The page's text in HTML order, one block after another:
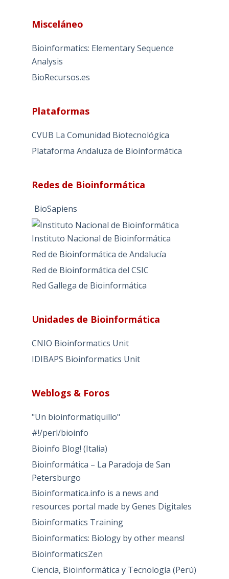
t
r
n
a
v
:
Misceláneo
Bioinformatics: Elementary Sequence
Analysis
BioRecursos.es
Plataformas
CVUB La Comunidad Biotecnológica
Plataforma Andaluza de Bioinformática
Redes de Bioinformática
BioSapiens
Instituto Nacional de Bioinformática
Red de Bioinformática de Andalucía
Red de Bioinformática del CSIC
Red Gallega de Bioinformática
Unidades de Bioinformática
CNIO Bioinformatics Unit
IDIBAPS Bioinformatics Unit
Weblogs & Foros
"Un bioinformatiquillo"
#!/perl/bioinfo
Bioinfo Blog! (Italia)
Bioinformática – La Paradoja de San
Petersburgo
Bioinformatica.info is a news and
resources portal made by Genes Digitales
Bioinformatics Training
Bioinformatics: Biology by other means!
BioinformaticsZen
Ciencia, Bioinformática y Tecnología (Perú)